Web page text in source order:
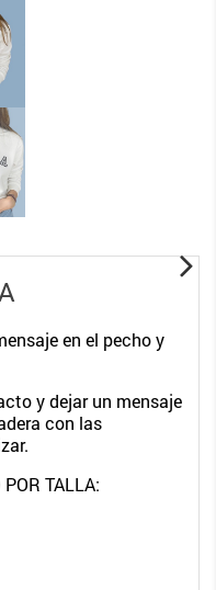
en el pecho y
y dejar un mensaje
con las
TALLA: